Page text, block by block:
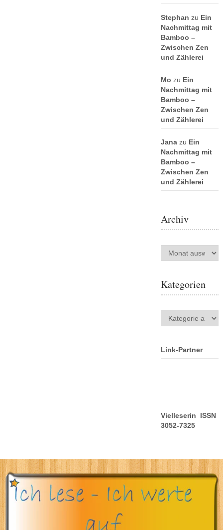
Stephan zu Ein
Nachmittag mit
Bamboo –
Zwischen Zen
und Zählerei
Mo zu Ein
Nachmittag mit
Bamboo –
Zwischen Zen
und Zählerei
Janazu Ein
Nachmittag mit
Bamboo –
Zwischen Zen
und Zählerei
Archiv
Archiv
Kategorien
Kategorien
Link-Partner
Vielleserin ISSN
3052-7325